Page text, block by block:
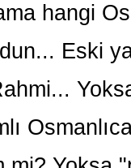
hangi
Eski